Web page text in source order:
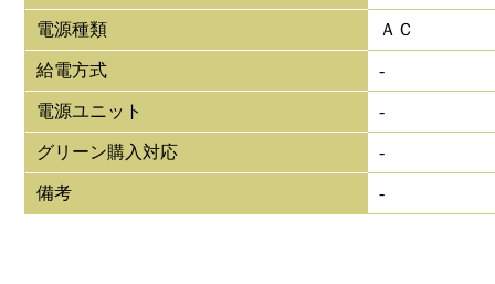
電源種類 ＡＣ
給電方式 -
電源ユニット -
グリーン購入対応 -
備考 -